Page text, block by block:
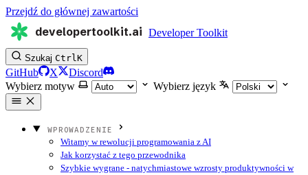
Przejdź do głównej zawartości
developertoolkit.ai Developer Toolkit
Szukaj CtrlK
GitHub X
Discord
Wybierz motyw
Wybierz język
WPROWADZENIE
Witamy w rewolucji programowania z AI
Jak korzystać z tego przewodnika
Szybkie wygrane - natychmiastowe wzrosty produktywności w